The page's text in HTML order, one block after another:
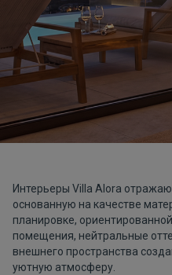
Интерьеры Villa Alora
основанную на качестве
планировке,
помещения, нейтральные
внешнего пространства
уютную атмосферу.